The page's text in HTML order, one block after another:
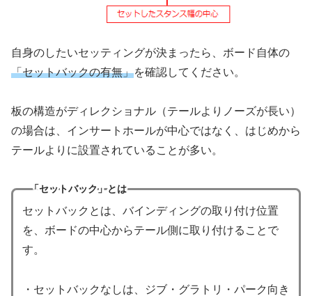
自身のしたいセッティングが決まったら、ボード自体の
「セットバックの有無」を確認してください。
板の構造がディレクショナル（テールよりノーズが長い）
の場合は、インサートホールが中心ではなく、はじめから
テールよりに設置されていることが多い。
「セットバック」とは
セットバックとは、バインディングの取り付け位置
を、ボードの中心からテール側に取り付けることで
す。
・セットバックなしは、ジブ・グラトリ・パーク向き